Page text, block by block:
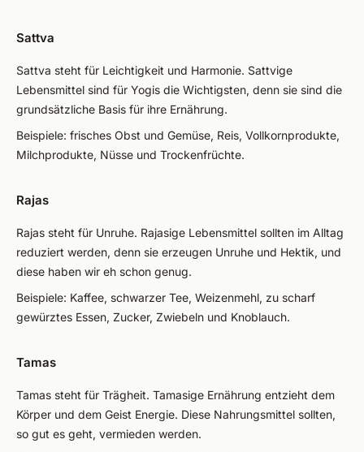
Sattva
Sattva steht für Leichtigkeit und Harmonie. Sattvige
Lebensmittel sind für Yogis die Wichtigsten, denn sie sind die
grundsätzliche Basis für ihre Ernährung.
Beispiele: frisches Obst und Gemüse, Reis, Vollkornprodukte,
Milchprodukte, Nüsse und Trockenfrüchte.
Rajas
Rajas steht für Unruhe. Rajasige Lebensmittel sollten im Alltag
reduziert werden, denn sie erzeugen Unruhe und Hektik, und
diese haben wir eh schon genug.
Beispiele: Kaffee, schwarzer Tee, Weizenmehl, zu scharf
gewürztes Essen, Zucker, Zwiebeln und Knoblauch.
Tamas
Tamas steht für Trägheit. Tamasige Ernährung entzieht dem
Körper und dem Geist Energie. Diese Nahrungsmittel sollten,
so gut es geht, vermieden werden.